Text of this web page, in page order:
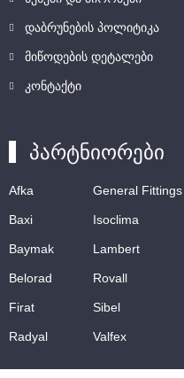
დაბრუნების პოლიტიკა
მიწოდების დეტალები
კონტაქტი
პარტნიორები
Afka
Baxi
Baymak
Belorad
Firat
Radyal
General Fittings
Isoclima
Lambert
Rovall
Sibel
Valfex